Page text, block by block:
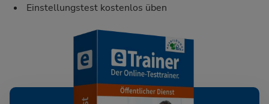
Einstellungstest kostenlos üben